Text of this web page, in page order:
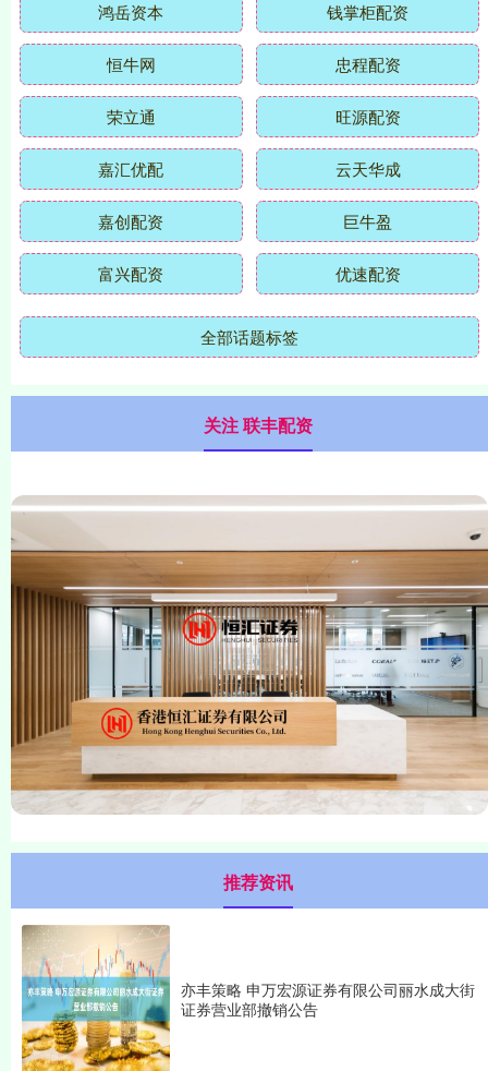
鸿岳资本 钱掌柜配资
恒牛网 忠程配资
荣立通 旺源配资
嘉汇优配 云天华成
嘉创配资 巨牛盈
富兴配资 优速配资
全部话题标签
关注 联丰配资
推荐资讯
亦丰策略 申万宏源证券有限公司丽水成大街
证券营业部撤销公告